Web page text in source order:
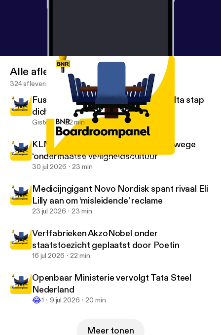
Hoe Nederland opnieuw vrij kan worden
BNR Boardroompanel | BNR
Alle afleveringen
324 afleveringen
Fusie verfmaker AkzoNobel met Axalta stap
dichterbij
Gisteren 22 min
KLM onder verscherpt toezicht vanwege
‘ondermaatse veiligheidscultuur'
30 jul 2026 23 min
Medicijngigant Novo Nordisk spant rivaal Eli
Lilly aan om ‘misleidende’ reclame
23 jul 2026 23 min
Verffabrieken AkzoNobel onder
staatstoezicht geplaatst door Poetin
16 jul 2026 22 min
Openbaar Ministerie vervolgt Tata Steel
Nederland
😂1 9 jul 2026 20 min
Meer tonen